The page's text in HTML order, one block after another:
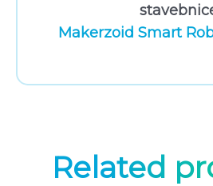
Makerzoid Smart
Related